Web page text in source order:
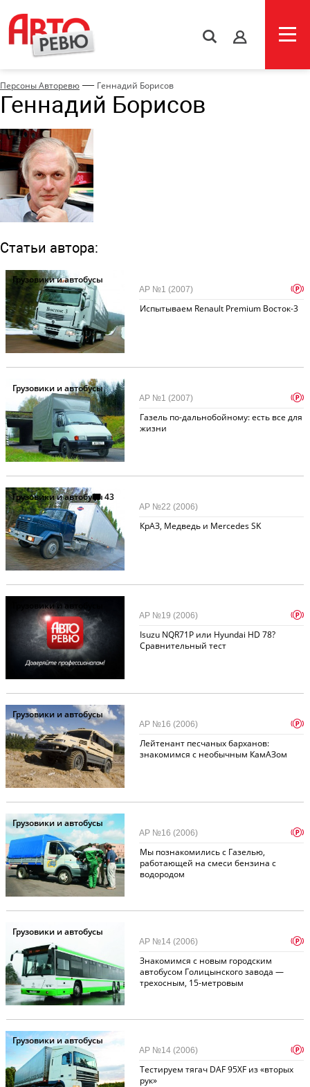
s
Персоны Авторевю — Геннадий Борисов
Геннадий Борисов
Статьи автора:
Грузовики и автобусы
Испытываем Renault Premium Восток-3
АР №1 (2007) p
Грузовики и автобусы
Газель по-дальнобойному: есть все для
жизни
АР №1 (2007) p
Грузовики и автобусы43
КрАЗ, Медведь и Mercedes SK
АР №22 (2006)
Грузовики и автобусы
Isuzu NQR71Р или Hyundai НD 78?
Сравнительный тест
АР №19 (2006) p
Грузовики и автобусы
Лейтенант песчаных барханов:
знакомимся с необычным КамАЗом
АР №16 (2006) p
Грузовики и автобусы
Мы познакомились с Газелью,
работающей на смеси бензина с
водородом
АР №16 (2006) p
Грузовики и автобусы
Знакомимся с новым городским
автобусом Голицынского завода —
трехосным, 15-метровым
АР №14 (2006) p
Грузовики и автобусы
Тестируем тягач DAF 95XF из «вторых
рук»
АР №14 (2006) p